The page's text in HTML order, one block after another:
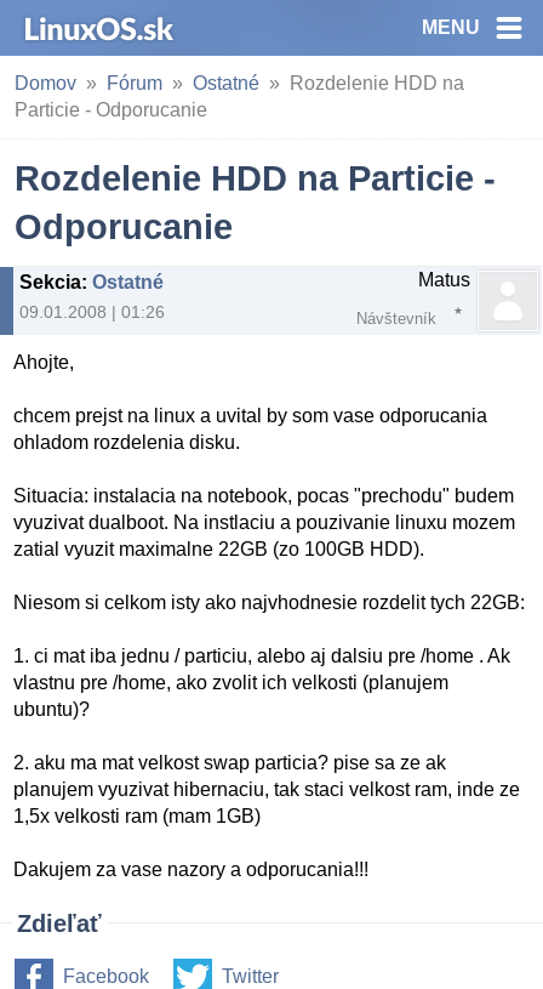
MENU
Domov Fórum Ostatné
Rozdelenie HDD na
Particie - Odporucanie
Rozdelenie HDD na Particie -
Odporucanie
Sekcia: Ostatné
09.01.2008 | 01:26
Matus
Návštevník
Ahojte,
chcem prejst na linux a uvital by som vase odporucania
ohladom rozdelenia disku.
Situacia: instalacia na notebook, pocas "prechodu" budem
vyuzivat dualboot. Na instlaciu a pouzivanie linuxu mozem
zatial vyuzit maximalne 22GB (zo 100GB HDD).
Niesom si celkom isty ako najvhodnesie rozdelit tych 22GB:
1. ci mat iba jednu / particiu, alebo aj dalsiu pre /home . Ak
vlastnu pre /home, ako zvolit ich velkosti (planujem
ubuntu)?
2. aku ma mat velkost swap particia? pise sa ze ak
planujem vyuzivat hibernaciu, tak staci velkost ram, inde ze
1,5x velkosti ram (mam 1GB)
Dakujem za vase nazory a odporucania!!!
Zdieľať
Facebook Twitter